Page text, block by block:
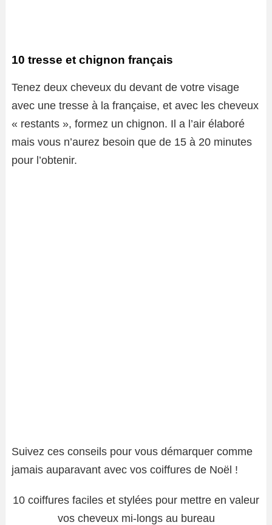
10 tresse et chignon français
Tenez deux cheveux du devant de votre visage
avec une tresse à la française, et avec les cheveux
« restants », formez un chignon. Il a l’air élaboré
mais vous n’aurez besoin que de 15 à 20 minutes
pour l’obtenir.
Suivez ces conseils pour vous démarquer comme
jamais auparavant avec vos coiffures de Noël !
10 coiffures faciles et stylées pour mettre en valeur
vos cheveux mi-longs au bureau